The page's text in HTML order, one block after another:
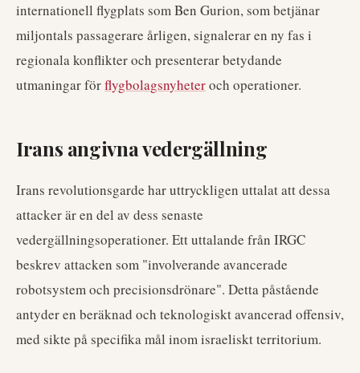
internationell flygplats som Ben Gurion, som betjänar
miljontals passagerare årligen, signalerar en ny fas i
regionala konflikter och presenterar betydande
utmaningar förflygbolagsnyheteroch operationer.
Irans angivna vedergällning
Irans revolutionsgarde har uttryckligen uttalat att dessa
attacker är en del av dess senaste
vedergällningsoperationer. Ett uttalande från IRGC
beskrev attacken som "involverande avancerade
robotsystem och precisionsdrönare". Detta påstående
antyder en beräknad och teknologiskt avancerad offensiv,
med sikte på specifika mål inom israeliskt territorium.